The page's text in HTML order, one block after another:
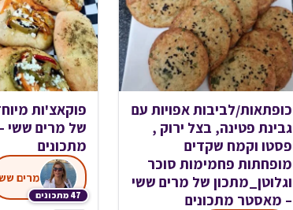
כופתאות/לביבות אפויות עם
גבינת פטינה, בצל ירוק ,
פסטו וקמח שקדים
מופחתות פחמימות סוכר
וגלוטן_מתכון של מרים ששי
– מאסטר מתכונים
פוקאצ'ות
של מרים ששי
מתכונים
47 מתכונים
מרים